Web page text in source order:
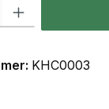
Gib den
KHC0003